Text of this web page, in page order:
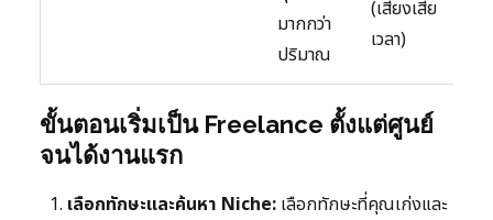
มากกว่า
ปริมาณ
(เสี่ยงเสีย
เวลา)
ขั้นตอนเริ่มเป็น Freelance ตั้งแต่ศูนย์
จนได้งานแรก
เลือกทักษะและค้นหา Niche: เลือกทักษะที่คุณเก่งและ